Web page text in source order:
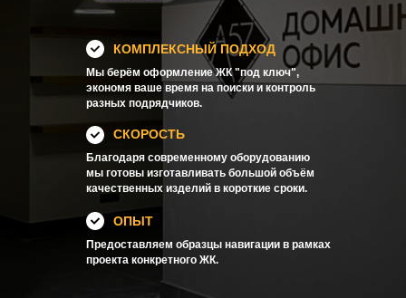
Мы берём оформление ЖК "под ключ",
экономя ваше время на поиски и контроль
разных подрядчиков.
Благодаря современному оборудованию
мы готовы изготавливать большой объём
качественных изделий в короткие сроки.
КОМПЛЕКСНЫЙ ПОДХОД
СКОРОСТЬ
Предоставляем образцы навигации в рамках
проекта конкретного ЖК.
ОПЫТ